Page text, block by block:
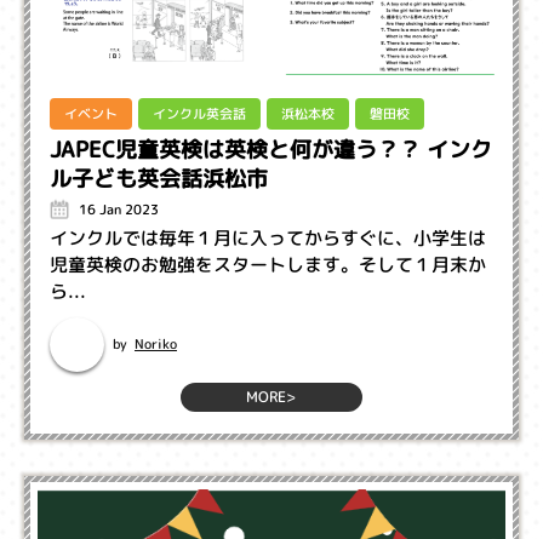
イベント インクル英会話 浜松本校 磐田校
JAPEC児童英検は英検と何が違う？？ インク
ル子ども英会話浜松市
16 Jan 2023
インクルでは毎年１月に入ってからすぐに、小学生は
児童英検のお勉強をスタートします。そして１月末か
ら...
by Noriko
MORE>